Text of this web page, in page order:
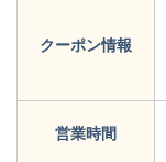
クーポン情報
営業時間